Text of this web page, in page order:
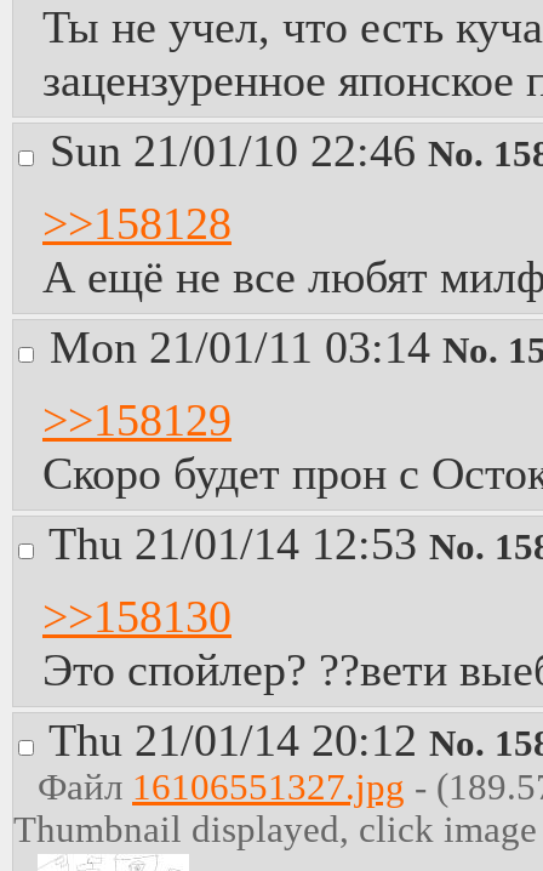
Ты не учел, что есть
зацензуренное японское
Sun 21/01/10 22:46 No.
>>158128
А ещё не все любят
Mon 21/01/11 03:14 No.
>>158129
Скоро будет прон с
Thu 21/01/14 12:53 No.
>>158130
Это спойлер? ??вети
Thu 21/01/14 20:12 No.
Файл 16106551327.jpg -
Thumbnail displayed, click